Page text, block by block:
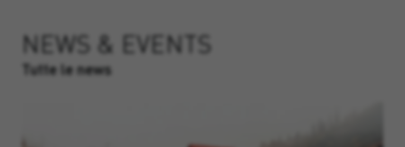
NEWS & EVENTS
Tutte le news